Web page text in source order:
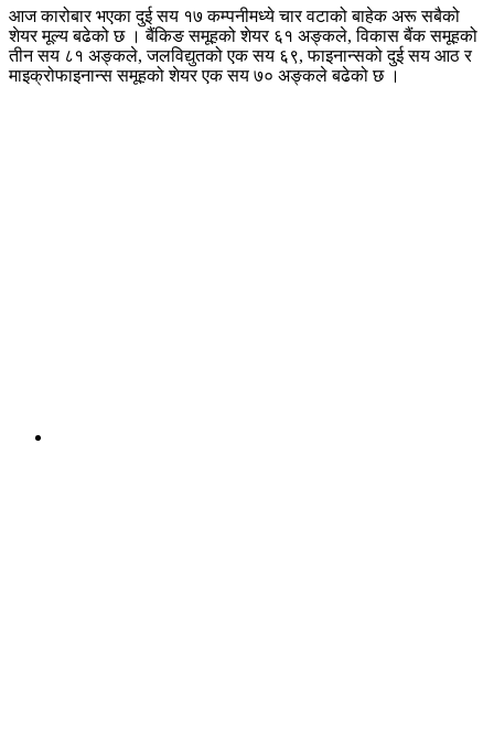
आज कारोबार भएका दुई सय १७ कम्पनीमध्ये चार वटाको बाहेक अरू सबैको
शेयर मूल्य बढेको छ । बैंकिङ समूहको शेयर ६१ अङ्कले, विकास बैंक समूहको
तीन सय ८१ अङ्कले, जलविद्युतको एक सय ६९, फाइनान्सको दुई सय आठ र
माइक्रोफाइनान्स समूहको शेयर एक सय ७० अङ्कले बढेको छ ।